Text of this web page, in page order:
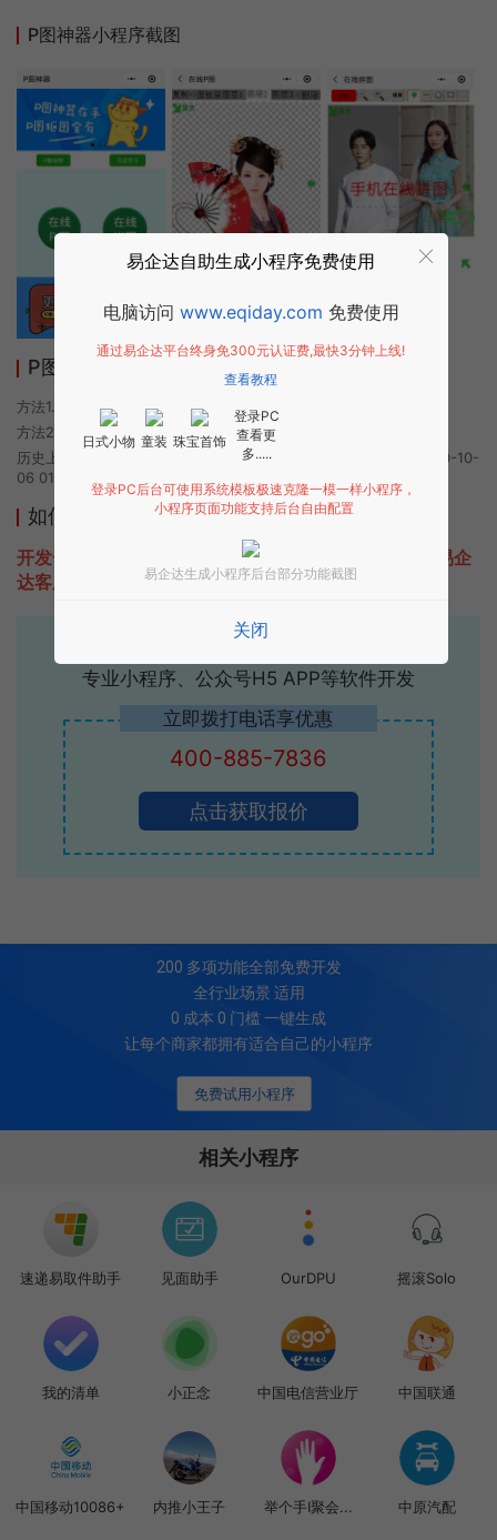
P图神器小程序截图
P图神器小程序使用方法
方法1. 使用微信扫描本页面上方二维码进入P图神器的小程序
方法2. 在微信中搜索“P图神器”即可进入小程序
历史上的今时小程序由P图神器团队开发，易企达小程序商店于2020-10-
06 01:17发布
如何开发类似P图神器的小程序
开发一款类似P图神器的小程序不难，只需要咨询本站易企
达客服即可为您定制开发，免费提供报价。
专业小程序、公众号H5 APP等软件开发
立即拨打电话享优惠
400-885-7836
点击获取报价
免费试用小程序
200 多项功能全部免费开发
全行业场景 适用
0 成本 0 门槛 一键生成
让每个商家都拥有适合自己的小程序
相关小程序
速递易取件助手 见面助手 OurDPU 摇滚Solo
我的清单 小正念 中国电信营业厅 中国联通
中国移动10086+ 内推小王子 举个手I聚会... 中原汽配
易企达自助生成小程序免费使用
电脑访问 www.eqiday.com 免费使用
通过易企达平台终身免300元认证费,最快3分钟上线!
查看教程
日式小物 童装 珠宝首饰
登录PC
查看更
多.....
登录PC后台可使用系统模板极速克隆一模一样小程序，
小程序页面功能支持后台自由配置
易企达生成小程序后台部分功能截图
关闭